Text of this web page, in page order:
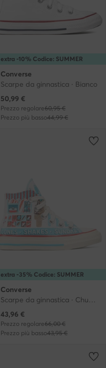
extra -10% Codice: SUMMER
Converse
Scarpe da ginnastica · Bianco
Prezzo attuale
50,99 €
Prezzo regolare60,95 €
Prezzo più basso44,99 €
extra -35% Codice: SUMMER
Converse
Scarpe da ginnastica · Chuck 70 · Multicolore
Prezzo attuale
43,96 €
Prezzo regolare66,00 €
Prezzo più basso43,95 €